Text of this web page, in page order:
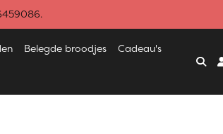
Belegde broodjes Cadeau's